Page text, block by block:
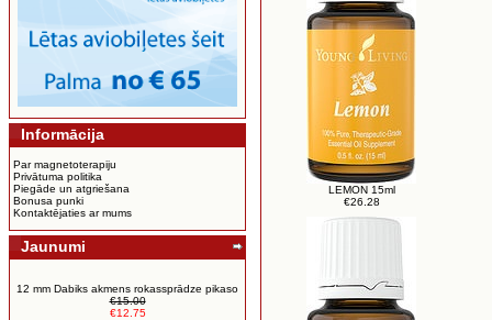
Informācija
Par magnetoterapiju
Privātuma politika
Piegāde un atgriešana
Bonusa punki
Kontaktējaties ar mums
Jaunumi
12 mm Dabiks akmens rokassprādze pikaso
€15.00
€12.75
LEMON 15ml
€26.28